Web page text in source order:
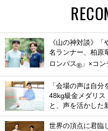
《山の神対談》「
名ランナー、柏原
ロンパス® 」×コ
「会場の声は自
48kg級金メダリス
と、声を活かした
世界の頂点に君臨